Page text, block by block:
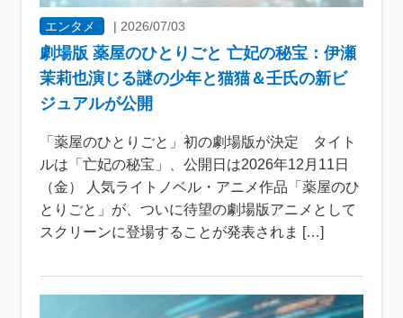
エンタメ | 2026/07/03
劇場版 薬屋のひとりごと 亡妃の秘宝：伊瀬
茉莉也演じる謎の少年と猫猫＆壬氏の新ビ
ジュアルが公開
「薬屋のひとりごと」初の劇場版が決定 タイト
ルは「亡妃の秘宝」、公開日は2026年12月11日
（金） 人気ライトノベル・アニメ作品「薬屋のひ
とりごと」が、ついに待望の劇場版アニメとして
スクリーンに登場することが発表されま […]